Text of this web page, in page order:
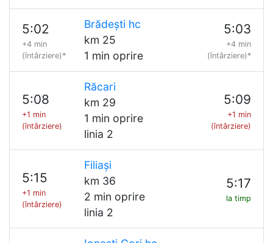
5:02
+4 min
(întârziere)*
Brădești hc
km 25
1 min oprire
5:03
+4 min
(întârziere)*
5:08
+1 min
(întârziere)
Răcari
km 29
1 min oprire
linia 2
5:09
+1 min
(întârziere)
5:15
+1 min
(întârziere)
Filiași
km 36
2 min oprire
linia 2
5:17
la timp